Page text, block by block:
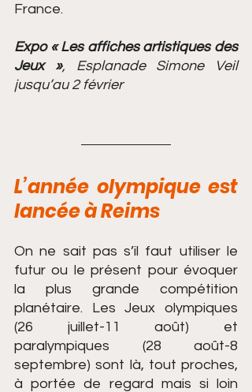
France.
Expo « Les affiches artistiques des
Jeux », Esplanade Simone Veil
jusqu’au 2 février
L’année olympique est
lancée à Reims
On ne sait pas s’il faut utiliser le
futur ou le présent pour évoquer
la plus grande compétition
planétaire. Les Jeux olympiques
(26 juillet-11 août) et
paralympiques (28 août-8
septembre) sont là, tout proches,
à portée de regard mais si loin